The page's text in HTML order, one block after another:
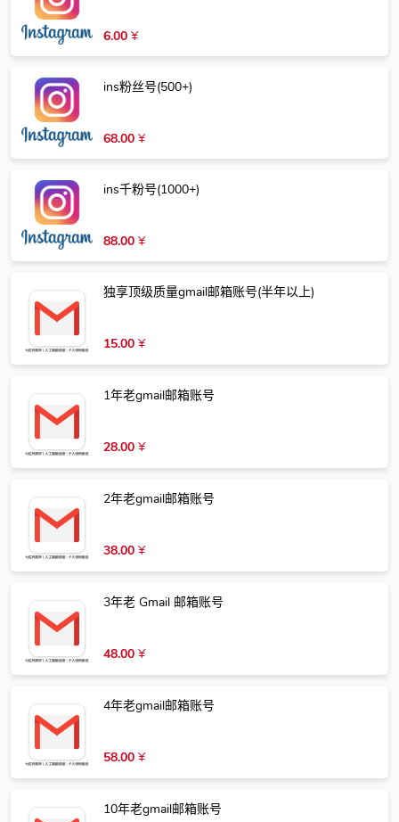
6.00 ¥
ins粉丝号(500+)
68.00 ¥
ins千粉号(1000+)
88.00 ¥
独享顶级质量gmail邮箱账号(半年以上)
15.00 ¥
1年老gmail邮箱账号
28.00 ¥
2年老gmail邮箱账号
38.00 ¥
3年老 Gmail 邮箱账号
48.00 ¥
4年老gmail邮箱账号
58.00 ¥
10年老gmail邮箱账号